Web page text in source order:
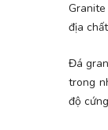
địa
Đá
trong
độ